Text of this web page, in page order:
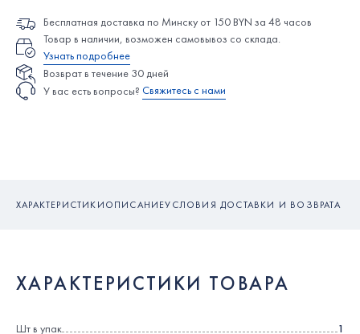
Бесплатная доставка по Минску от 150 BYN за 48 часов
Товар в наличии, возможен самовывоз со склада.
Узнать подробнее
Возврат в течение 30 дней
У вас есть вопросы? Свяжитесь с нами
ХАРАКТЕРИСТИКИОПИСАНИЕУСЛОВИЯ ДОСТАВКИ И ВОЗВРАТА
ХАРАКТЕРИСТИКИ ТОВАРА
Шт в упак
1